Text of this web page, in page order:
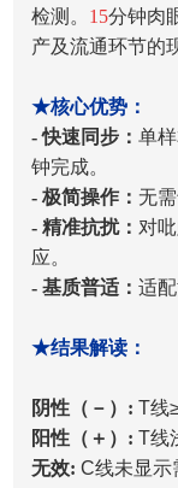
检测。 15分钟肉
产及流通环节的
★核心优势：
- 快速同步：单
钟完成。
- 极简操作：无
- 精准抗扰： 对
应。
- 基质普适：适
★结果解读：
阴性（－）: T线
阳性（＋）: T线
无效: C线未显示